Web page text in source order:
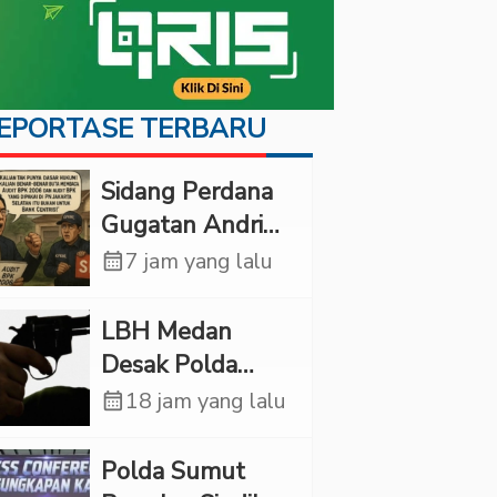
TERBARU
Sidang Perdana
Gugatan Andri
Tedjadharma di
KPKNL dan
PUPN Mangkir
calendar_month7 jam yang lalu
LBH Medan
Desak Polda
Sumut Usut
Lorenza
calendar_month18 jam yang lalu
Polda Sumut